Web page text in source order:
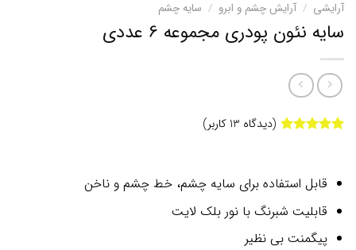
آرایشی / آرایش چشم و ابرو / سایه چشم
سایه نئون پودری مجموعه 6 عددی
امتیازدهی
مشتری
(دیدگاه 13کاربر)
قابل استفاده برای سایه چشم، خط چشم و ناخن
قابلیت شبرنگ با نور بلک لایت
پیگمنت بی نظیر